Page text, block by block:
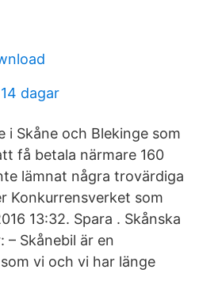
dagar
i Skåne och Blekinge som
få betala närmare 160
lämnat några trovärdiga
Konkurrensverket som
13:32. Spara . Skånska
– Skånebil är en
vi och vi har länge